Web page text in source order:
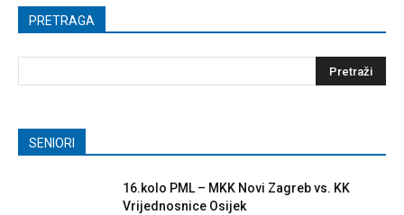
PRETRAGA
SENIORI
16.kolo PML – MKK Novi Zagreb vs. KK
Vrijednosnice Osijek